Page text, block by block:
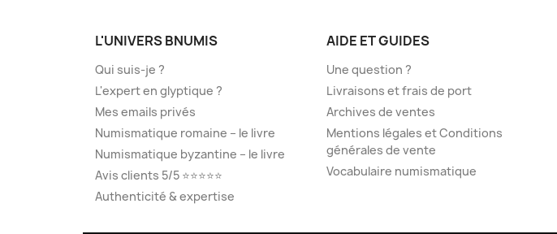
L'UNIVERS BNUMIS
Qui suis-je ?
L'expert en glyptique ?
Mes emails privés
Numismatique romaine – le livre
Numismatique byzantine – le livre
Avis clients 5/5 ⭐⭐⭐⭐⭐
Authenticité & expertise
AIDE ET GUIDES
Une question ?
Livraisons et frais de port
Archives de ventes
Mentions légales et Conditions
générales de vente
Vocabulaire numismatique